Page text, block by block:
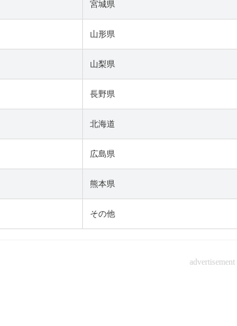
宮城県
山形県
山梨県
長野県
北海道
広島県
熊本県
その他
advertisement